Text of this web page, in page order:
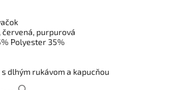
červená, purpurová
Polyester 35%
s dlhým rukávom a kapucňou